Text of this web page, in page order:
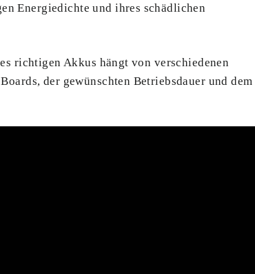
Energiedichte und ihres schädlichen
richtigen Akkus hängt von verschiedenen
der gewünschten Betriebsdauer und dem